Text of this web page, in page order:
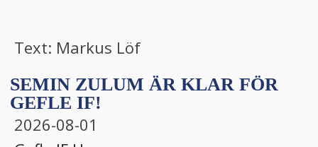
Text: Markus Löf
SEMIN ZULUM ÄR KLAR FÖR
GEFLE IF!
2026-08-01